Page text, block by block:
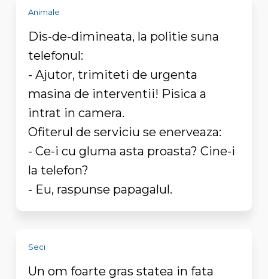
Animale
Dis-de-dimineata, la politie suna
telefonul:
- Ajutor, trimiteti de urgenta
masina de interventii! Pisica a
intrat in camera.
Ofiterul de serviciu se enerveaza:
- Ce-i cu gluma asta proasta? Cine-i
la telefon?
- Eu, raspunse papagalul.
Seci
Un om foarte gras statea in fata